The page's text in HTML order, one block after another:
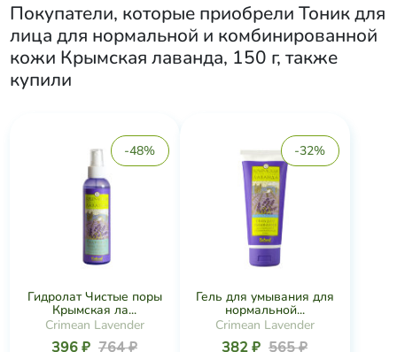
Покупатели, которые приобрели Тоник для
лица для нормальной и комбинированной
кожи Крымская лаванда, 150 г, также
купили
-48%
Гидролат Чистые поры
Крымская ла...
Crimean Lavender
396 ₽ 764 ₽
-32%
Гель для умывания для
нормальной...
Crimean Lavender
382 ₽ 565 ₽